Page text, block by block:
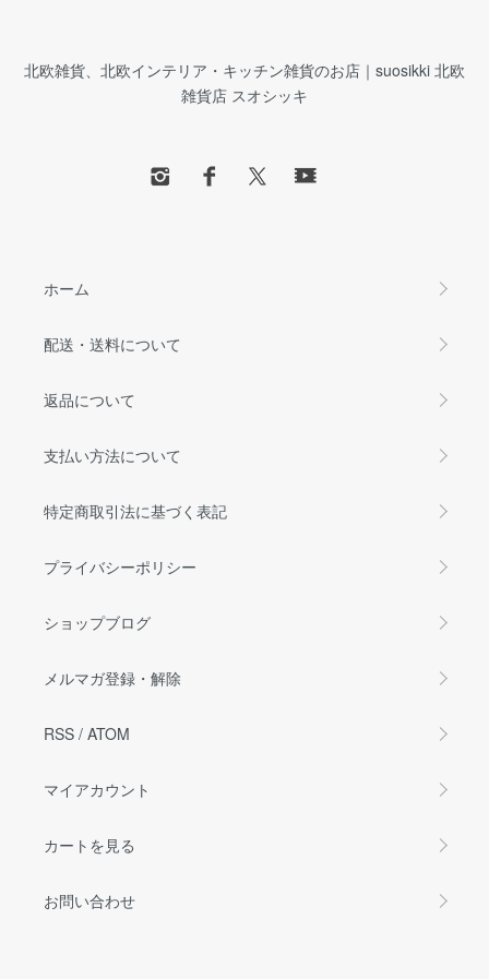
北欧雑貨、北欧インテリア・キッチン雑貨のお店｜suosikki 北欧
雑貨店 スオシッキ
ホーム
配送・送料について
返品について
支払い方法について
特定商取引法に基づく表記
プライバシーポリシー
ショップブログ
メルマガ登録・解除
RSS / ATOM
マイアカウント
カートを見る
お問い合わせ